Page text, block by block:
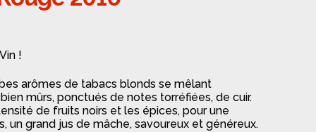
!
arômes de tabacs blonds se mêlant
mûrs, ponctués de notes torréfiées, de cuir.
de fruits noirs et les épices, pour une
un grand jus de mâche, savoureux et généreux.